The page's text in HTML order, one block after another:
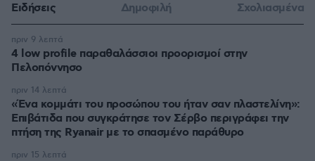
Ειδήσεις Δημοφιλή Σχολιασμένα
4 low profile παραθαλάσσιοι προορισμοί στην
Πελοπόννησο
πριν 9 λεπτά
«Ένα κομμάτι του προσώπου του ήταν σαν πλαστελίνη»:
Επιβάτιδα που συγκράτησε τον Σέρβο περιγράφει την
πτήση της Ryanair με το σπασμένο παράθυρο
πριν 14 λεπτά
πριν 15 λεπτά